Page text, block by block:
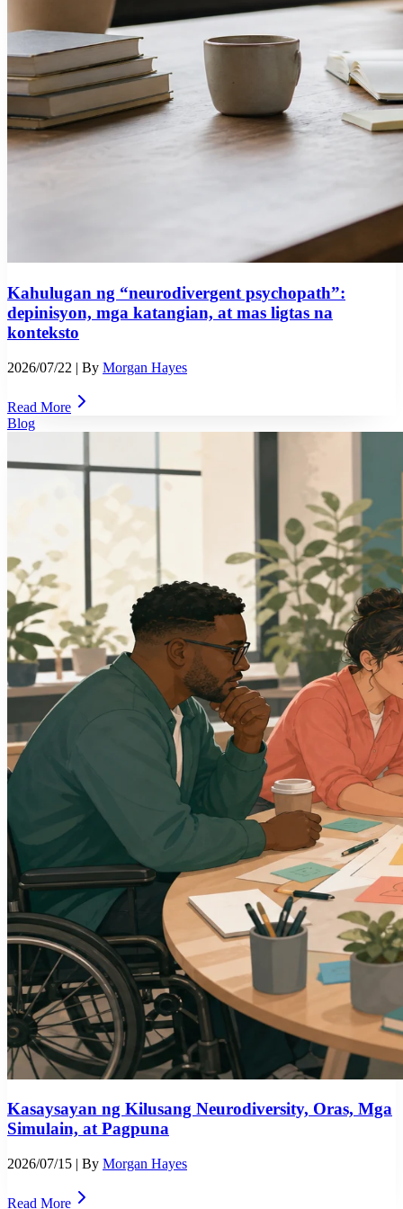
Kahulugan ng “neurodivergent psychopath”:
depinisyon, mga katangian, at mas ligtas na
konteksto
2026/07/22 | By Morgan Hayes
Read More
Blog
Kasaysayan ng Kilusang Neurodiversity, Oras, Mga
Simulain, at Pagpuna
2026/07/15 | By Morgan Hayes
Read More